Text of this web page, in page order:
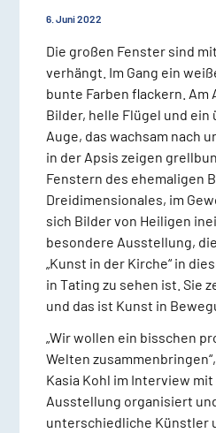
6. Juni 2022
Die großen Fenster sind
verhängt. Im Gang ein
bunte Farben flackern. Am
Bilder, helle Flügel und
Auge, das wachsam nach
in der Apsis zeigen
Fenstern des ehemaligen
Dreidimensionales, im
sich Bilder von Heiligen
besondere Ausstellung,
„Kunst in der Kirche“ in
in Tating zu sehen ist. Sie
und das ist Kunst in
„Wir wollen ein bisschen
Welten
Kasia Kohl im Interview mit
Ausstellung organisiert
unterschiedliche Künstler